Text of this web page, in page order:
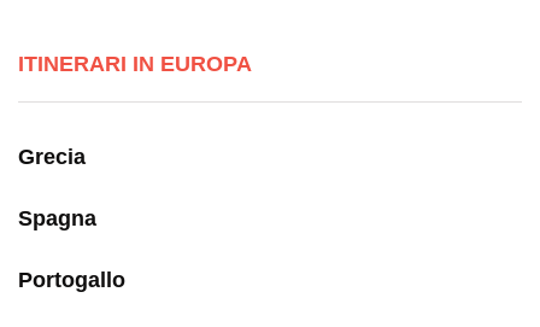
ITINERARI IN EUROPA
Grecia
Spagna
Portogallo